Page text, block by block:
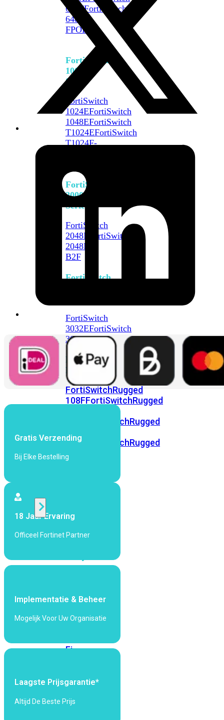
648FFortiSwitch
648F-
FPOE
FortiSwitch
1000
Series
FortiSwitch
1024EFortiSwitch
1048EFortiSwitch
T1024EFortiSwitch
T1024F-
FortiSwitch
2000
Series
FortiSwitch
2048F
FortiSwitch
2048F-
B2F
FortiSwitch
FortiSwitch
3032EFortiSwitch
3032G
FortiSwitch
Ruggedized
FortiSwitchRugged
108FFortiSwitchRugged
FortiSwitchRugged
POE FortiSwitchRugged
424F-
POE
Alle
Access
Generatie
Wi-
Fi
6EWi-
7
Gratis Verzending
Bij Elke Bestelling
18 Jaar Ervaring
Officeel Fortinet Partner
Implementatie & Beheer
Mogelijk Voor Uw Organisatie
Laagste Prijsgarantie*
Altijd De Beste Prijs